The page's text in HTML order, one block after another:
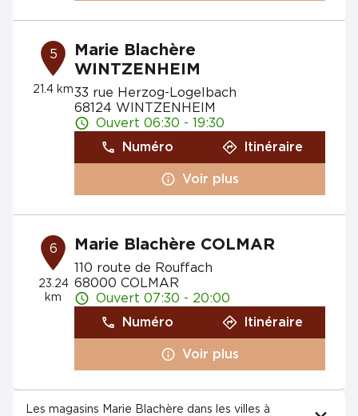
5
21.4 km
Marie Blachère
WINTZENHEIM
33 rue Herzog-Logelbach
68124 WINTZENHEIM
Ouvert 06:30 - 19:30
Numéro
Itinéraire
Voir plus
6
23.24
km
Marie Blachère COLMAR
110 route de Rouffach
68000 COLMAR
Ouvert 07:30 - 20:00
Numéro
Itinéraire
Voir plus
Les magasins Marie Blachère dans les villes à